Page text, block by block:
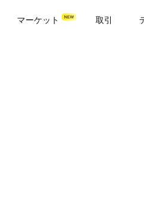
マーケット 取引